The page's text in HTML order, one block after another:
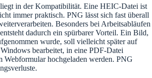
in der Kompatibilität. Eine HEIC-Datei ist
immer praktisch. PNG lässt sich fast überall
Besonders bei Arbeitsabläufen
dadurch ein spürbarer Vorteil. Ein Bild,
wurde, soll vielleicht später auf
bearbeitet, in eine PDF-Datei
Webformular hochgeladen werden. PNG